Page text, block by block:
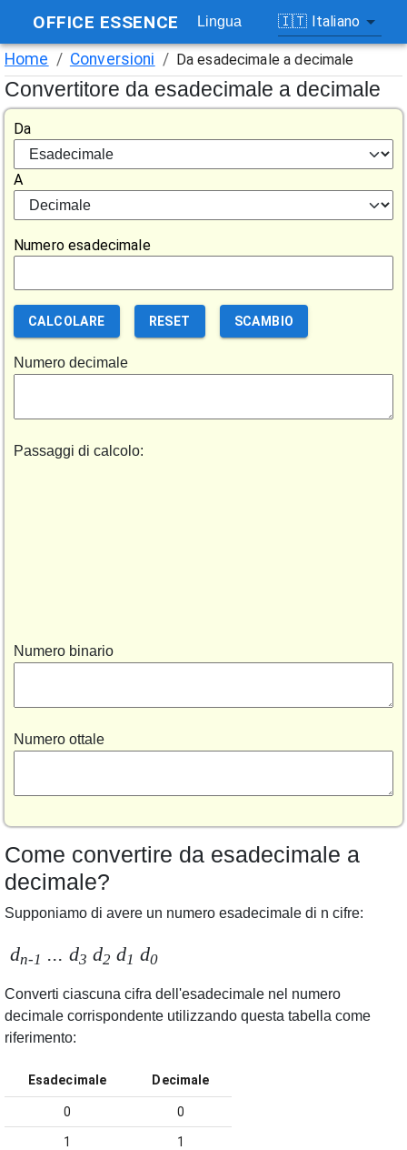
OFFICE ESSENCE Lingua 🇮🇹 Italiano
Home / Conversioni / Da esadecimale a decimale
Convertitore da esadecimale a decimale
Da
A
Numero esadecimale
CALCOLARE RESET SCAMBIO
Numero decimale
Passaggi di calcolo:
Numero binario
Numero ottale
Come convertire da esadecimale a
decimale?
Supponiamo di avere un numero esadecimale di n cifre:
dn-1 ... d3 d2 d1 d0
Converti ciascuna cifra dell'esadecimale nel numero
decimale corrispondente utilizzando questa tabella come
riferimento:
Esadecimale Decimale
0 0
1 1